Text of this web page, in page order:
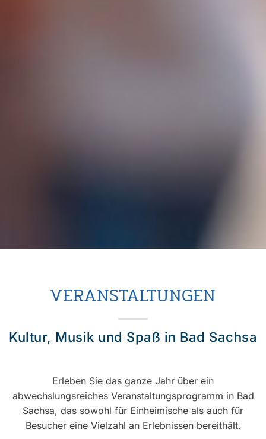
VERANSTALTUNGEN
Kultur, Musik und Spaß in Bad Sachsa
Erleben Sie das ganze Jahr über ein
abwechslungsreiches Veranstaltungsprogramm in Bad
Sachsa, das sowohl für Einheimische als auch für
Besucher eine Vielzahl an Erlebnissen bereithält.